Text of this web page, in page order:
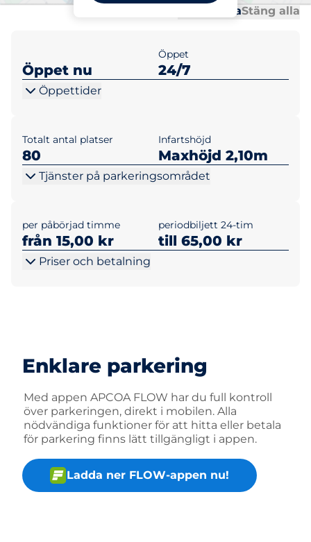
Öppna allaStäng alla
Öppet nu
Öppet
24/7
Öppettider
Totalt antal platser
80
Infartshöjd
Maxhöjd 2,10m
Tjänster på parkeringsområdet
per påbörjad timme
från 15,00 kr
periodbiljett 24-tim
till 65,00 kr
Priser och betalning
Enklare parkering
Med appen APCOA FLOW har du full kontroll
över parkeringen, direkt i mobilen. Alla
nödvändiga funktioner för att hitta eller betala
för parkering finns lätt tillgängligt i appen.
Ladda ner FLOW-appen nu!